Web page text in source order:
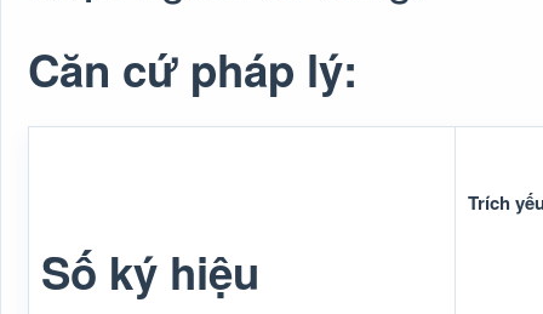
Căn cứ pháp lý:
Số ký hiệu
Trích